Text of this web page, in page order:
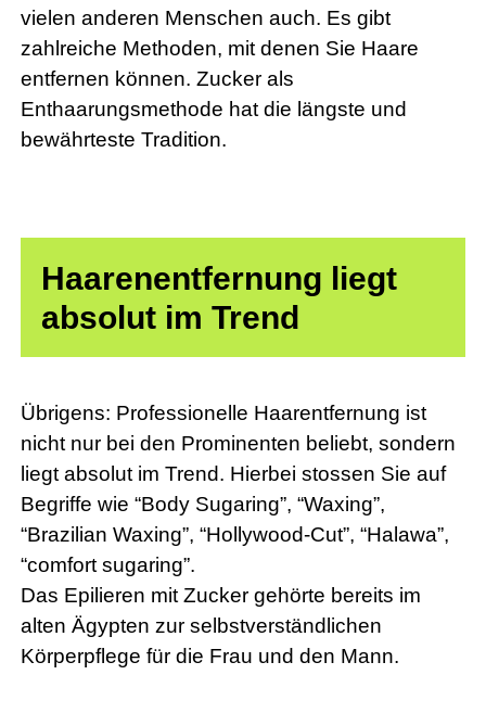
vielen anderen Menschen auch. Es gibt
zahlreiche Methoden, mit denen Sie Haare
entfernen können. Zucker als
Enthaarungsmethode hat die längste und
bewährteste Tradition.
Haarenentfernung liegt
absolut im Trend
Übrigens: Professionelle Haarentfernung ist
nicht nur bei den Prominenten beliebt, sondern
liegt absolut im Trend. Hierbei stossen Sie auf
Begriffe wie “Body Sugaring”, “Waxing”,
“Brazilian Waxing”, “Hollywood-Cut”, “Halawa”,
“comfort sugaring”.
Das Epilieren mit Zucker gehörte bereits im
alten Ägypten zur selbstverständlichen
Körperpflege für die Frau und den Mann.